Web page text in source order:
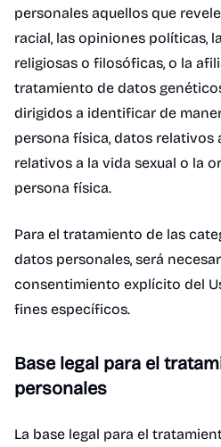
personales aquellos que
racial, las opiniones políticas,
religiosas o filosóficas, o la
tratamiento de datos
dirigidos a identificar de
persona física, datos relativos
relativos a la vida sexual o la
persona física.
Para el tratamiento de las
datos personales, será
consentimiento explícito del
fines específicos.
Base legal para el
personales
La base legal para el